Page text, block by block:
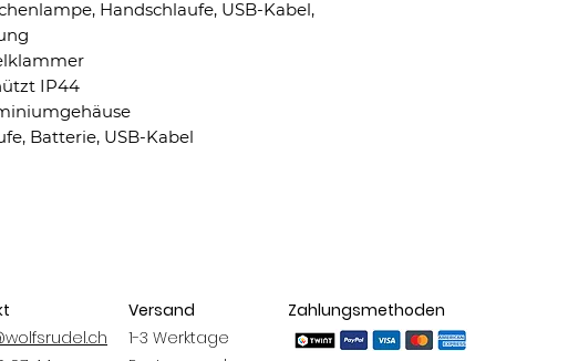
Handschlaufe, USB-Kabel,
IP44
Batterie, USB-Kabel
Versand
1-3 Werktage
Zahlungsmethoden